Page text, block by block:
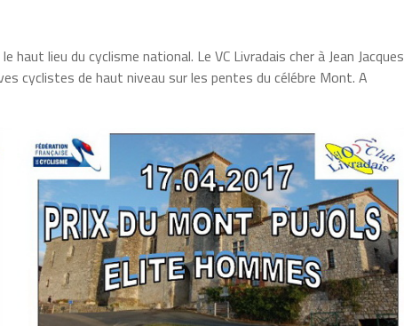
lieu du cyclisme national. Le VC Livradais cher à Jean Jacques
cyclistes de haut niveau sur les pentes du célébre Mont. A